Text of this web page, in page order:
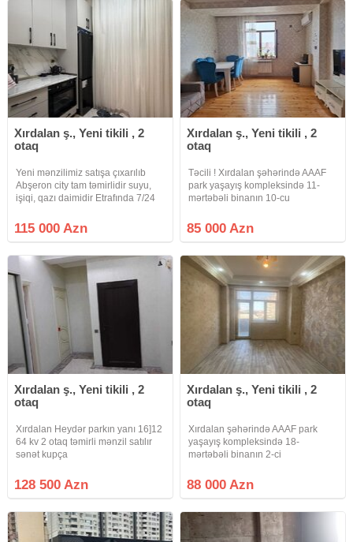
Xırdalan ş., Yeni tikili , 2
otaq
Yeni mənzilimiz satışa çıxarılıb
Abşeron city tam təmirlidir suyu,
işiqi, qazı daimidir Etrafında 7/24
Bütün iaşə obyektlerinə yaxındır. 2
otağa düzəlmədir ümumi sahesi
115 000 Azn
Xırdalan ş., Yeni tikili , 2
otaq
Təcili ! Xırdalan şəhərində AAAF
park yaşayış kompleksində 11-
mərtəbəli binanın 10-cu
təmir olunmuş ümumi sahəsi 63
m2 olan təmirli mənzil Bəzi
85 000 Azn
Xırdalan ş., Yeni tikili , 2
otaq
Xırdalan Heydər parkın yanı 16]12
64 kv 2 otaq təmirli mənzil satılır
sənət kupça
128 500 Azn
Xırdalan ş., Yeni tikili , 2
otaq
Xırdalan şəhərində AAAF park
yaşayış kompleksində 18-
mərtəbəli binanın 2-ci
ümumi sahəsi 65 m2 olan şəxsi
idtifadə üçün təmir olunmuş
özündə Tibb
88 000 Azn